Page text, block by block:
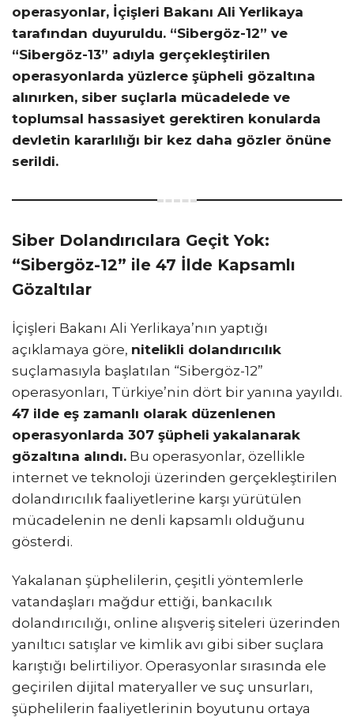
operasyonlar, İçişleri Bakanı Ali Yerlikaya
tarafından duyuruldu. “Sibergöz-12” ve
“Sibergöz-13” adıyla gerçekleştirilen
operasyonlarda yüzlerce şüpheli gözaltına
alınırken, siber suçlarla mücadelede ve
toplumsal hassasiyet gerektiren konularda
devletin kararlılığı bir kez daha gözler önüne
serildi.
Siber Dolandırıcılara Geçit Yok:
“Sibergöz-12” ile 47 İlde Kapsamlı
Gözaltılar
İçişleri Bakanı Ali Yerlikaya’nın yaptığı
açıklamaya göre, nitelikli dolandırıcılık
suçlamasıyla başlatılan “Sibergöz-12”
operasyonları, Türkiye’nin dört bir yanına yayıldı.
47 ilde eş zamanlı olarak düzenlenen
operasyonlarda 307 şüpheli yakalanarak
gözaltına alındı. Bu operasyonlar, özellikle
internet ve teknoloji üzerinden gerçekleştirilen
dolandırıcılık faaliyetlerine karşı yürütülen
mücadelenin ne denli kapsamlı olduğunu
gösterdi.
Yakalanan şüphelilerin, çeşitli yöntemlerle
vatandaşları mağdur ettiği, bankacılık
dolandırıcılığı, online alışveriş siteleri üzerinden
yanıltıcı satışlar ve kimlik avı gibi siber suçlara
karıştığı belirtiliyor. Operasyonlar sırasında ele
geçirilen dijital materyaller ve suç unsurları,
şüphelilerin faaliyetlerinin boyutunu ortaya